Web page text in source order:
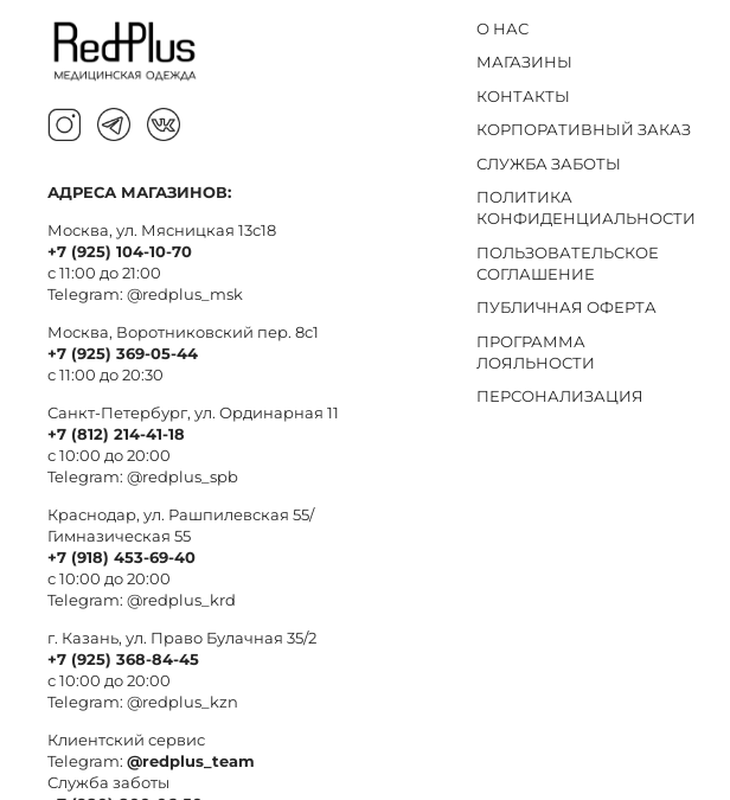
О НАС
МАГАЗИНЫ
КОНТАКТЫ
КОРПОРАТИВНЫЙ ЗАКАЗ
СЛУЖБА ЗАБОТЫ
ПОЛИТИКА
КОНФИДЕНЦИАЛЬНОСТИ
ПОЛЬЗОВАТЕЛЬСКОЕ
СОГЛАШЕНИЕ
ПУБЛИЧНАЯ ОФЕРТА
ПРОГРАММА
ЛОЯЛЬНОСТИ
ПЕРСОНАЛИЗАЦИЯ
АДРЕСА МАГАЗИНОВ:
Москва, ул. Мясницкая 13с18
+7 (925) 104-10-70
с 11:00 до 21:00
Telegram: @redplus_msk
Москва, Воротниковский пер. 8c1
+7 (925) 369-05-44
с 11:00 до 20:30
Санкт-Петербург, ул. Ординарная 11
+7 (812) 214-41-18
с 10:00 до 20:00
Telegram: @redplus_spb
Краснодар, ул. Рашпилевская 55/
Гимназическая 55
+7 (918) 453-69-40
с 10:00 до 20:00
Telegram: @redplus_krd
г. Казань, ул. Право Булачная 35/2
+7 (925) 368-84-45
с 10:00 до 20:00
Telegram: @redplus_kzn
Клиентский сервис
Telegram: @redplus_team
Служба заботы